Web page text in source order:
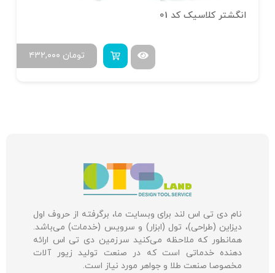
انگشتر کلاسیک کد 01
۴۳۲,۰۰۰ تومان
نام دی تی اس لند برای وبسایت ما، برگرفته از حروف اول
دیزاین (طراحی)، تول (ابزار) و سرویس (خدمات) می‌باشد.
همانطور که ملاحظه می‌کنید سرزمین دی تی اس ارائه
دهنده خدماتی است که در صنعت تولید زیور آلات
مخصوصا صنعت طلا و جواهر مورد نیاز است.